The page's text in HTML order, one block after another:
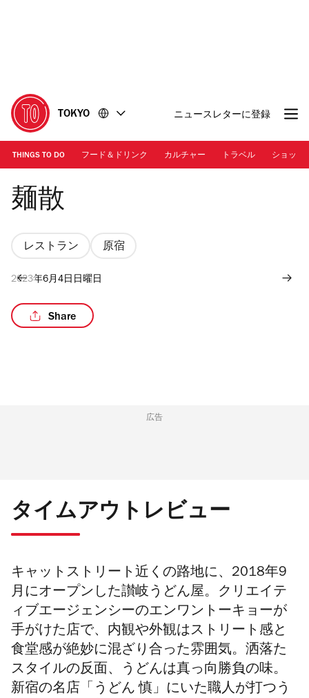
に
移
動
移
動
TOKYO ニュースレターに登録
THINGS TO DO フード＆ドリンク カルチャー トラベル ショッピ
Photo: Kisa Toyoshima
麺散
レストラン 原宿
2023年6月4日日曜日
Share
広告
タイムアウトレビュー
キャットストリート近くの路地に、2018年9
月にオープンした讃岐うどん屋。クリエイテ
ィブエージェンシーのエンワントーキョーが
手がけた店で、内観や外観はストリート感と
食堂感が絶妙に混ざり合った雰囲気。洒落た
スタイルの反面、うどんは真っ向勝負の味。
新宿の名店「うどん 慎」にいた職人が打つう